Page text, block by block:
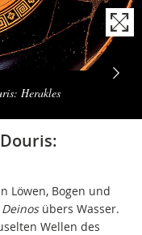
Herakles
Löwen, Bogen und
Deinos übers Wasser.
Wellen des